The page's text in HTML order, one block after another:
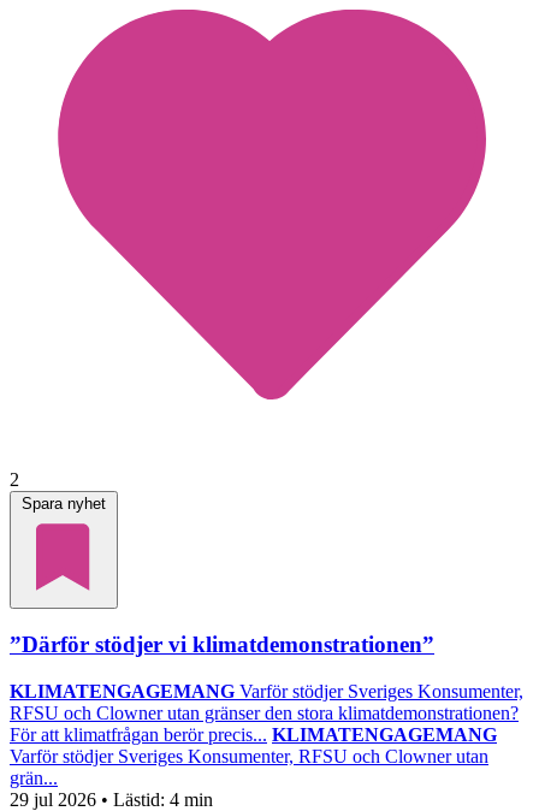
2
Spara nyhet
”Därför stödjer vi klimatdemonstrationen”
KLIMATENGAGEMANG Varför stödjer Sveriges Konsumenter,
RFSU och Clowner utan gränser den stora klimatdemonstrationen?
För att klimatfrågan berör precis... KLIMATENGAGEMANG
Varför stödjer Sveriges Konsumenter, RFSU och Clowner utan
grän...
29 jul 2026 • Lästid: 4 min